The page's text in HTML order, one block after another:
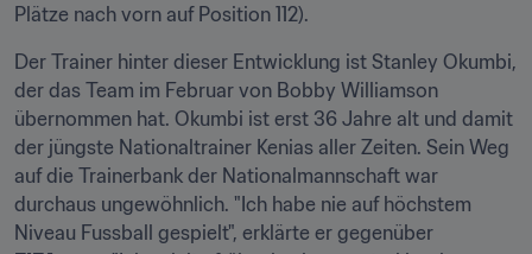
Plätze nach vorn auf Position 112).
Der Trainer hinter dieser Entwicklung ist Stanley Okumbi,
der das Team im Februar von Bobby Williamson
übernommen hat. Okumbi ist erst 36 Jahre alt und damit
der jüngste Nationaltrainer Kenias aller Zeiten. Sein Weg
auf die Trainerbank der Nationalmannschaft war
durchaus ungewöhnlich. "Ich habe nie auf höchstem